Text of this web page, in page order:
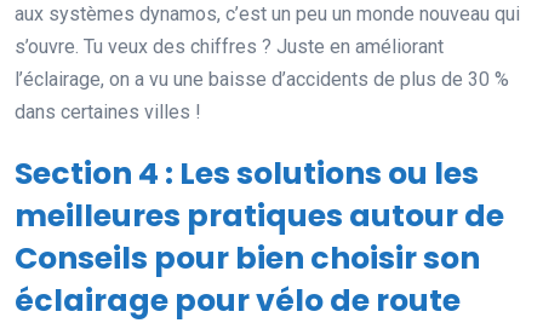
aux systèmes dynamos, c’est un peu un monde nouveau qui
s’ouvre. Tu veux des chiffres ? Juste en améliorant
l’éclairage, on a vu une baisse d’accidents de plus de 30 %
dans certaines villes !
Section 4 : Les solutions ou les
meilleures pratiques autour de
Conseils pour bien choisir son
éclairage pour vélo de route